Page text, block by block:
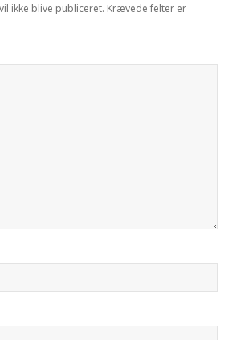
ikke blive publiceret. Krævede felter er